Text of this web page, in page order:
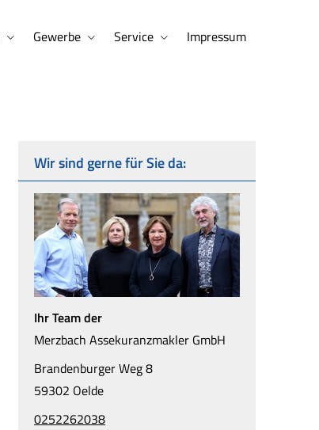
Gewerbe Service Impressum
Wir sind gerne für Sie da:
Ihr Team der
Merzbach Assekuranzmakler GmbH
Brandenburger Weg 8
59302 Oelde
0252262038